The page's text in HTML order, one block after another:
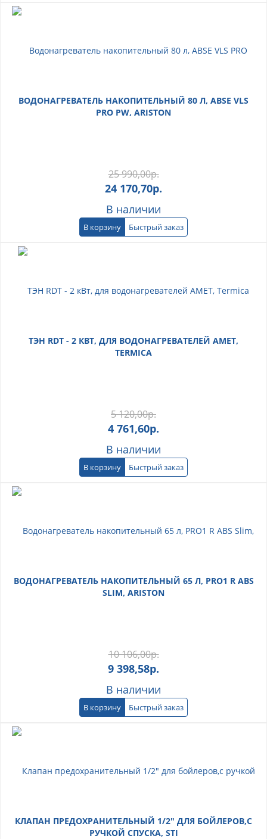
ВОДОНАГРЕВАТЕЛЬ НАКОПИТЕЛЬНЫЙ 80 Л, ABSE VLS
PRO PW, ARISTON
25 990,00р.
24 170,70р.
В наличии
В корзину Быстрый заказ
ТЭН RDT - 2 КВТ, ДЛЯ ВОДОНАГРЕВАТЕЛЕЙ AMET,
TERMICA
5 120,00р.
4 761,60р.
В наличии
В корзину Быстрый заказ
ВОДОНАГРЕВАТЕЛЬ НАКОПИТЕЛЬНЫЙ 65 Л, PRO1 R ABS
SLIM, ARISTON
10 106,00р.
9 398,58р.
В наличии
В корзину Быстрый заказ
КЛАПАН ПРЕДОХРАНИТЕЛЬНЫЙ 1/2" ДЛЯ БОЙЛЕРОВ,С
РУЧКОЙ СПУСКА, STI